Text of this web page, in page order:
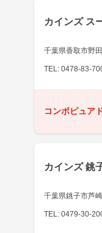
カインズ ス
千葉県香取市野
TEL: 0478-83-
コンボピュア
カインズ 銚
千葉県銚子市芦
TEL: 0479-30-